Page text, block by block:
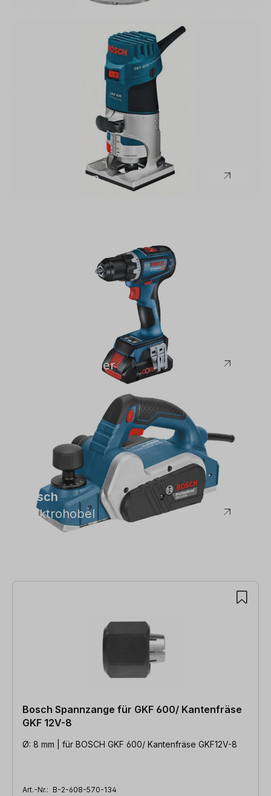
Kantenfräsen
Akku-Schrauber
Bosch
Elektrohobel
Bosch Spannzange für GKF 600/ Kantenfräse
GKF 12V-8
Ø: 8 mm | für BOSCH GKF 600/ Kantenfräse GKF12V-8
Art.-Nr.: B-2-608-570-134